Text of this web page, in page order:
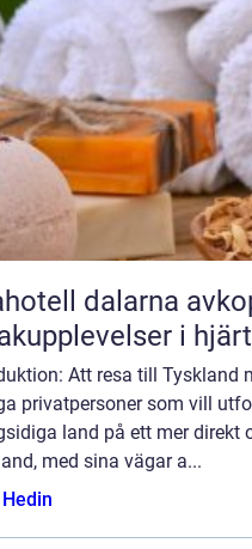
dalarna avkoppling, natur och
i
Att resa till Tyskland
privatpersoner som vill
land på ett mer direkt
med sina vägar a...